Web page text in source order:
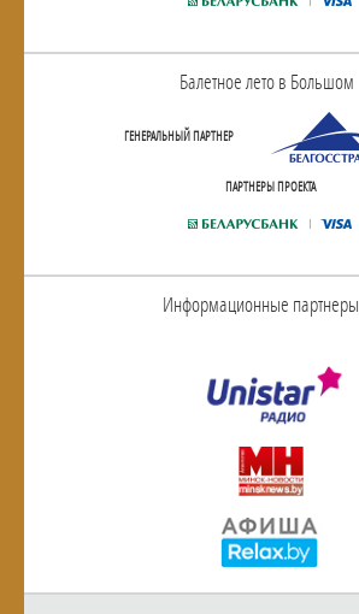
Балетное лето в Большом
ГЕНЕРАЛЬНЫЙ ПАРТНЕР
ПАРТНЕРЫ ПРОЕКТА
Информационные партнеры